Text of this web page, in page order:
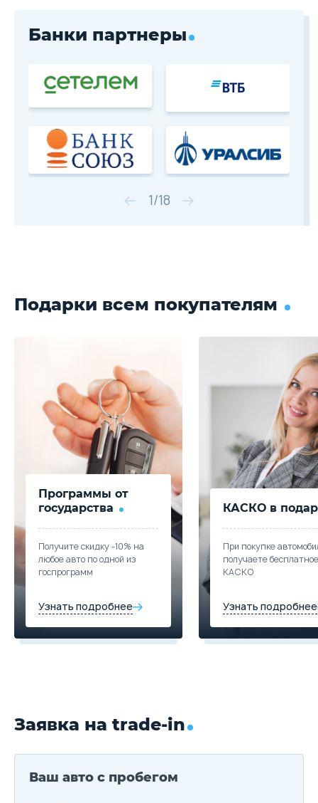
Банки партнеры
1/18
Подарки всем покупателям
Программы от
государства
Получите скидку -10% на
любое авто по одной из
госпрограмм
Узнать подробнее
КАСКО в
При покупке
получаете бесплатное
КАСКО
Узнать подробнее
Заявка на trade-in
Ваш авто с пробегом